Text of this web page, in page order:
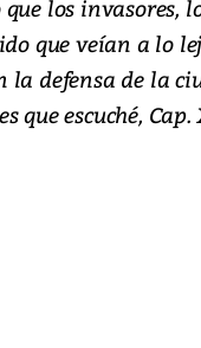
los invasores,
que veían a lo
la defensa de la
que escuché, Cap.